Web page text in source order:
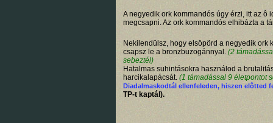
A negyedik ork kommandós úgy érzi, itt az ô
megcsapni. Az ork kommandós elhibázta a
Nekilendülsz, hogy elsöpörd a negyedik ork
csapsz le a bronzbuzogánnyal. (2
sebeztél)
Hatalmas suhintásokra használod a
harcikalapácsát. (1 támadással 9 életpontot
Diadalmaskodtál ellenfeleden, hiszen elôtted
TP-t kaptál).